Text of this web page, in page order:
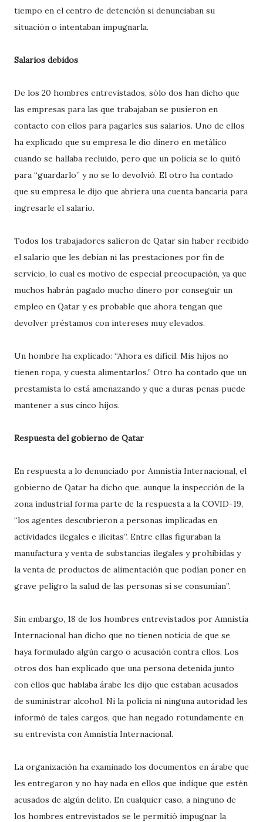
tiempo en el centro de detención si denunciaban su
situación o intentaban impugnarla.
Salarios debidos
De los 20 hombres entrevistados, sólo dos han dicho que
las empresas para las que trabajaban se pusieron en
contacto con ellos para pagarles sus salarios. Uno de ellos
ha explicado que su empresa le dio dinero en metálico
cuando se hallaba recluido, pero que un policía se lo quitó
para “guardarlo” y no se lo devolvió. El otro ha contado
que su empresa le dijo que abriera una cuenta bancaria para
ingresarle el salario.
Todos los trabajadores salieron de Qatar sin haber recibido
el salario que les debían ni las prestaciones por fin de
servicio, lo cual es motivo de especial preocupación, ya que
muchos habrán pagado mucho dinero por conseguir un
empleo en Qatar y es probable que ahora tengan que
devolver préstamos con intereses muy elevados.
Un hombre ha explicado: “Ahora es difícil. Mis hijos no
tienen ropa, y cuesta alimentarlos.” Otro ha contado que un
prestamista lo está amenazando y que a duras penas puede
mantener a sus cinco hijos.
Respuesta del gobierno de Qatar
En respuesta a lo denunciado por Amnistía Internacional, el
gobierno de Qatar ha dicho que, aunque la inspección de la
zona industrial forma parte de la respuesta a la COVID-19,
“los agentes descubrieron a personas implicadas en
actividades ilegales e ilícitas”. Entre ellas figuraban la
manufactura y venta de substancias ilegales y prohibidas y
la venta de productos de alimentación que podían poner en
grave peligro la salud de las personas si se consumían”.
Sin embargo, 18 de los hombres entrevistados por Amnistía
Internacional han dicho que no tienen noticia de que se
haya formulado algún cargo o acusación contra ellos. Los
otros dos han explicado que una persona detenida junto
con ellos que hablaba árabe les dijo que estaban acusados
de suministrar alcohol. Ni la policía ni ninguna autoridad les
informó de tales cargos, que han negado rotundamente en
su entrevista con Amnistía Internacional.
La organización ha examinado los documentos en árabe que
les entregaron y no hay nada en ellos que indique que estén
acusados de algún delito. En cualquier caso, a ninguno de
los hombres entrevistados se le permitió impugnar la